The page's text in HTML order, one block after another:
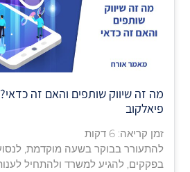
מה זה שיווק שותפים והאם זה
פיאלקוב
זמן קריאה:6 דקות
להתעורר בבוקר בשעה מוקדמת,
בפקקים, להגיע למשרד ולהתחיל